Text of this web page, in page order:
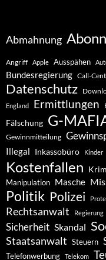
Abmahnung
Angriff Apple Ausspähen
Bundesregierung Call-
Datenschutz
England Ermittlungen
Fälschung G-
Gewinnmitteilung
Illegal Inkassobüro Kinder
Kostenfallen
Manipulation Masche
Politik Polizei
Rechtsanwalt Regierung
Sicherheit Skandal
Staatsanwalt Steuern
Telefonwerbung Telekom